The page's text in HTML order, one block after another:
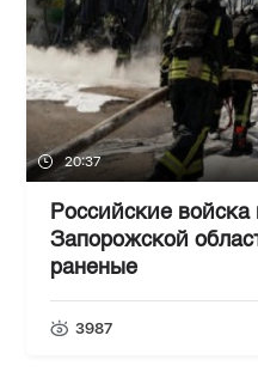
20:37
Российские войска
Запорожской
раненые
3987